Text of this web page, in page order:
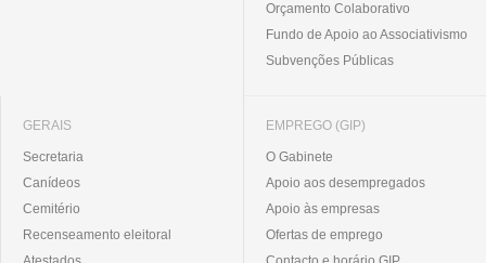
Orçamento Colaborativo
Fundo de Apoio ao Associativismo
Subvenções Públicas
GERAIS
Secretaria
Canídeos
Cemitério
Recenseamento eleitoral
EMPREGO (GIP)
O Gabinete
Apoio aos desempregados
Apoio às empresas
Ofertas de emprego